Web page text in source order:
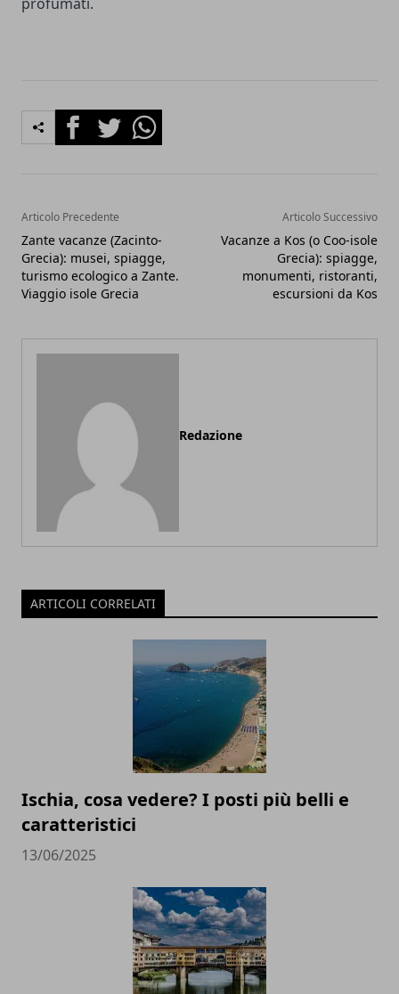
FacebookTwitterWhatsapp
Articolo Precedente
Zante vacanze (Zacinto-
Grecia): musei, spiagge,
turismo ecologico a Zante.
Viaggio isole Grecia
Articolo Successivo
Vacanze a Kos (o Coo-isole
Grecia): spiagge,
monumenti, ristoranti,
escursioni da Kos
Redazione
ARTICOLI CORRELATI
Ischia, cosa vedere? I posti più belli e
caratteristici
13/06/2025